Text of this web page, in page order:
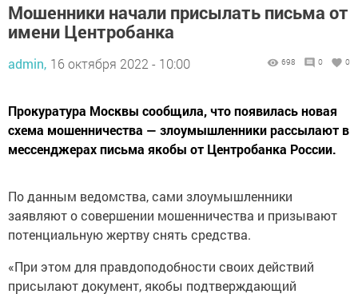
Мошенники начали присылать письма от
имени Центробанка
admin, 16 октября 2022 - 10:00 698 0 0
Прокуратура Москвы сообщила, что появилась новая
схема мошенничества — злоумышленники рассылают в
мессенджерах письма якобы от Центробанка России.
По данным ведомства, сами злоумышленники
заявляют о совершении мошенничества и призывают
потенциальную жертву снять средства.
«При этом для правдоподобности своих действий
присылают документ, якобы подтверждающий